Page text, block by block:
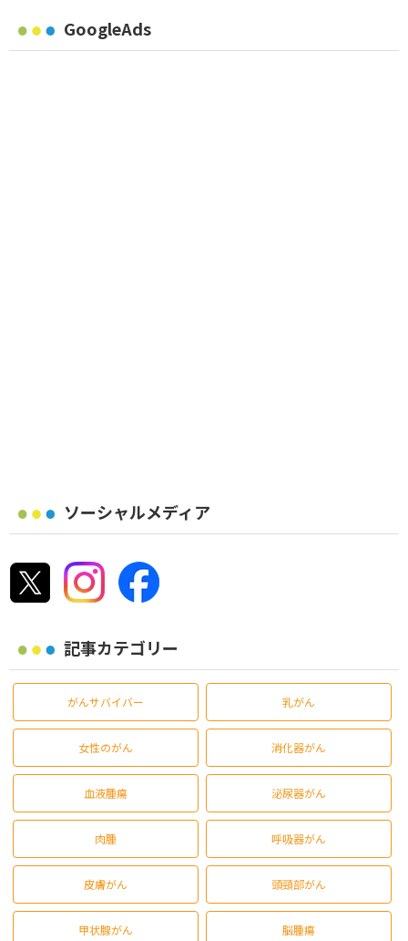
GoogleAds
ソーシャルメディア
記事カテゴリー
がんサバイバー 乳がん
女性のがん 消化器がん
血液腫瘍 泌尿器がん
肉腫 呼吸器がん
皮膚がん 頭頸部がん
甲状腺がん 脳腫瘍